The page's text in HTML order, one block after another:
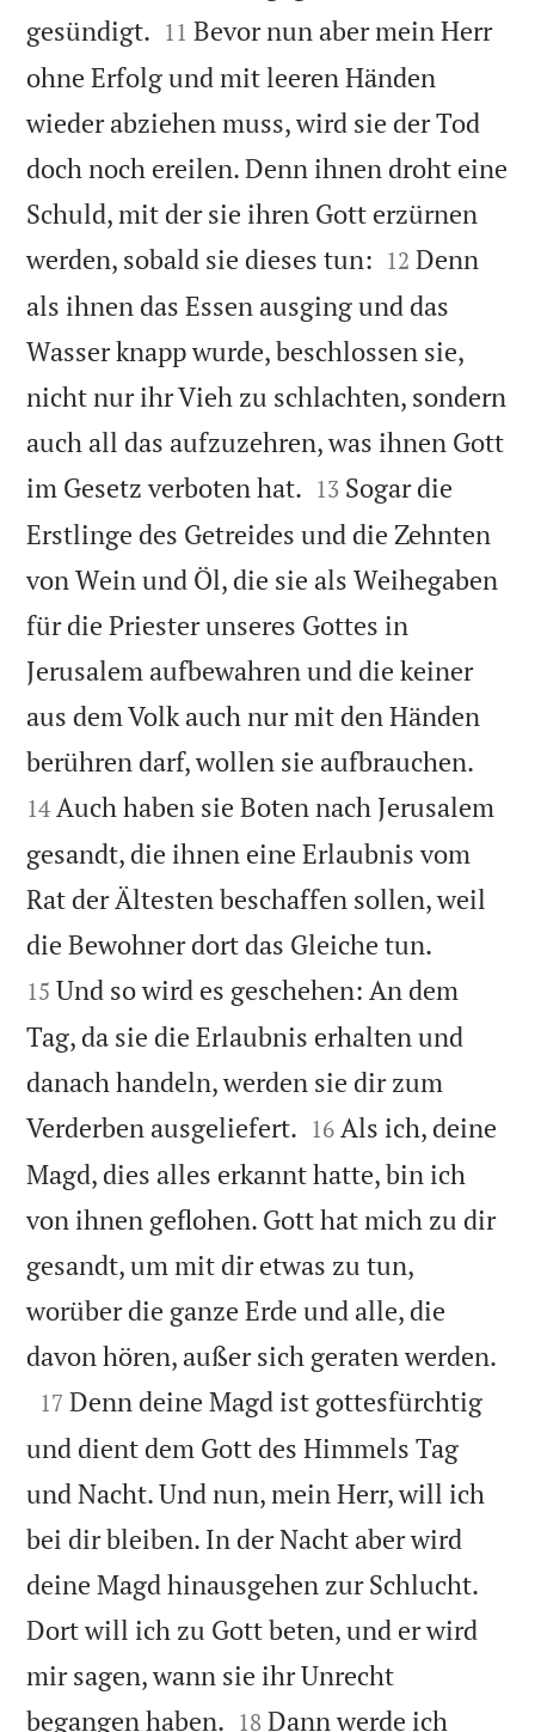
gesündigt. 

11 Bevor nun aber mein Herr
ohne Erfolg und mit leeren Händen
wieder abziehen muss, wird sie der Tod
doch noch ereilen. Denn ihnen droht eine
Schuld, mit der sie ihren Gott erzürnen
werden, sobald sie dieses tun: 

12 Denn
als ihnen das Essen ausging und das
Wasser knapp wurde, beschlossen sie,
nicht nur ihr Vieh zu schlachten, sondern
auch all das aufzuzehren, was ihnen Gott
im Gesetz verboten hat. 

13 Sogar die
Erstlinge des Getreides und die Zehnten
von Wein und Öl, die sie als Weihegaben
für die Priester unseres Gottes in
Jerusalem aufbewahren und die keiner
aus dem Volk auch nur mit den Händen
berühren darf, wollen sie aufbrauchen.
14 Auch haben sie Boten nach Jerusalem
gesandt, die ihnen eine Erlaubnis vom
Rat der Ältesten beschaffen sollen, weil
die Bewohner dort das Gleiche tun.
15 Und so wird es geschehen: An dem
Tag, da sie die Erlaubnis erhalten und
danach handeln, werden sie dir zum
Verderben ausgeliefert. 

16 Als ich, deine
Magd, dies alles erkannt hatte, bin ich
von ihnen geflohen. Gott hat mich zu dir
gesandt, um mit dir etwas zu tun,
worüber die ganze Erde und alle, die
davon hören, außer sich geraten werden.

17 Denn deine Magd ist gottesfürchtig
und dient dem Gott des Himmels Tag
und Nacht. Und nun, mein Herr, will ich
bei dir bleiben. In der Nacht aber wird
deine Magd hinausgehen zur Schlucht.
Dort will ich zu Gott beten, und er wird
mir sagen, wann sie ihr Unrecht
begangen haben. 

18 Dann werde ich